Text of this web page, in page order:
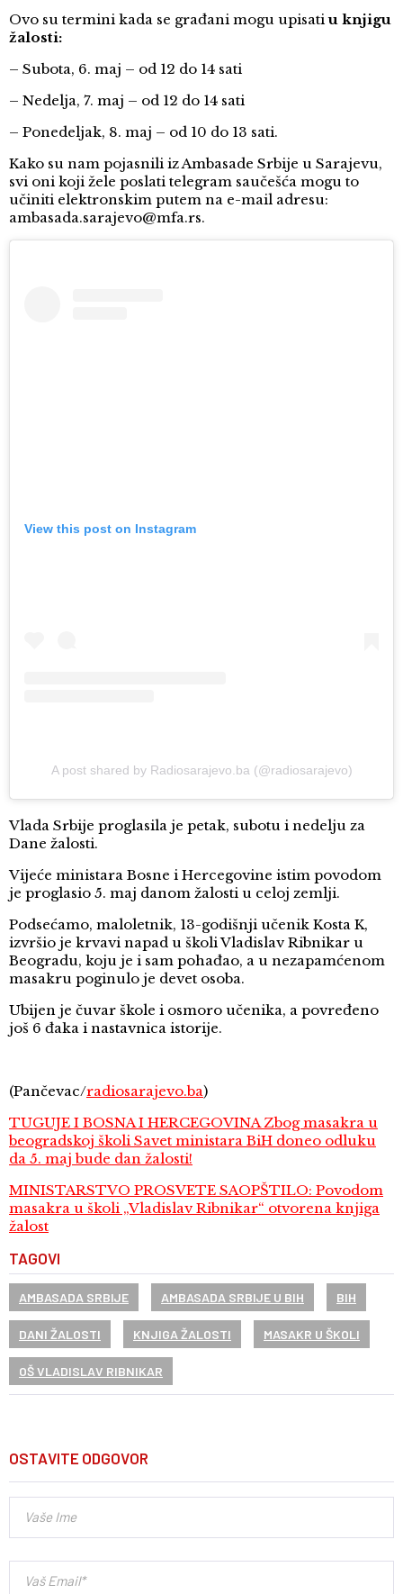
Ovo su termini kada se građani mogu upisatiu knjigu
žalosti:
– Subota, 6. maj – od 12 do 14 sati
– Nedelja, 7. maj – od 12 do 14 sati
– Ponedeljak, 8. maj – od 10 do 13 sati.
Kako su nam pojasnili iz Ambasade Srbije u Sarajevu,
svi oni koji žele poslati telegram saučešća mogu to
učiniti elektronskim putem na e-mail adresu:
ambasada.sarajevo@mfa.rs.
View this post on Instagram
A post shared by Radiosarajevo.ba (@radiosarajevo)
Vlada Srbije proglasila je petak, subotu i nedelju za
Dane žalosti.
Vijeće ministara Bosne i Hercegovine istim povodom
je proglasio 5. maj danom žalosti u celoj zemlji.
Podsećamo, maloletnik, 13-godišnji učenik Kosta K,
izvršio je krvavi napad u školi Vladislav Ribnikar u
Beogradu, koju je i sam pohađao, a u nezapamćenom
masakru poginulo je devet osoba.
Ubijen je čuvar škole i osmoro učenika, a povređeno
još 6 đaka i nastavnica istorije.
(Pančevac/radiosarajevo.ba)
TUGUJE I BOSNA I HERCEGOVINA Zbog masakra u
beogradskoj školi Savet ministara BiH doneo odluku
da 5. maj bude dan žalosti!
MINISTARSTVO PROSVETE SAOPŠTILO: Povodom
masakra u školi „Vladislav Ribnikar“ otvorena knjiga
žalost
TAGOVI
AMBASADA SRBIJE AMBASADA SRBIJE U BIH BIH
DANI ŽALOSTI KNJIGA ŽALOSTI MASAKR U ŠKOLI
OŠ VLADISLAV RIBNIKAR
OSTAVITE ODGOVOR